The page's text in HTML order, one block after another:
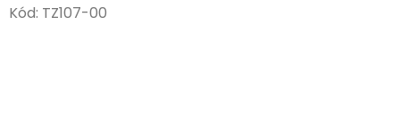
Kód: TZ107-00